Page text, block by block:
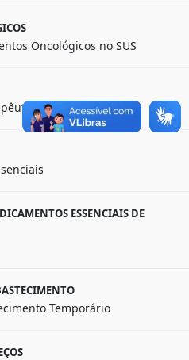
Oncológicos no SUS
ESSENCIAIS DE
Temporário